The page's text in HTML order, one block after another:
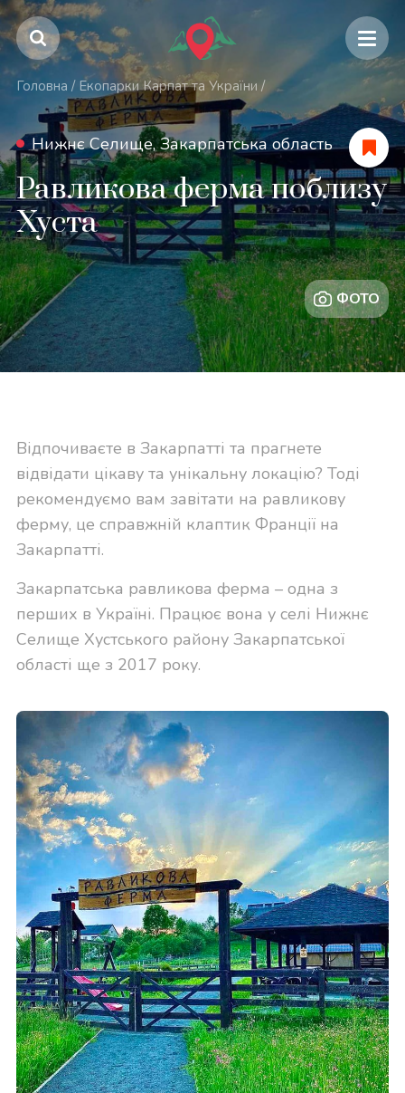
Головна / Екопарки Карпат та України /
Нижнє Селище, Закарпатська область
Равликова ферма поблизу
Хуста
ФОТО
Відпочиваєте в Закарпатті та прагнете
відвідати цікаву та унікальну локацію? Тоді
рекомендуємо вам завітати на равликову
ферму, це справжній клаптик Франції на
Закарпатті.
Закарпатська равликова ферма – одна з
перших в Україні. Працює вона у селі Нижнє
Селище Хустського району Закарпатської
області ще з 2017 року.